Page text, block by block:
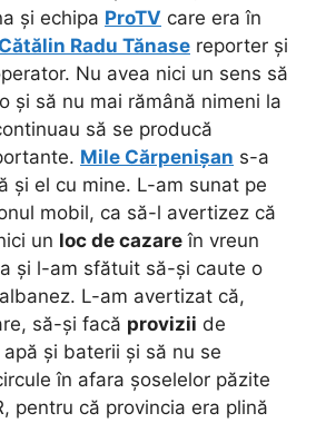
și echipa ProTV care era în
Cătălin Radu Tănase reporter și
Nu avea nici un sens să
și să nu mai rămână nimeni la
să se producă
Mile Cărpenișan s-a
și el cu mine. L-am sunat pe
mobil, ca să-l avertizez că
un loc de cazare în vreun
și l-am sfătuit să-și caute o
L-am avertizat că,
să-și facă provizii de
și baterii și să nu se
în afara șoselelor păzite
pentru că provincia era plină